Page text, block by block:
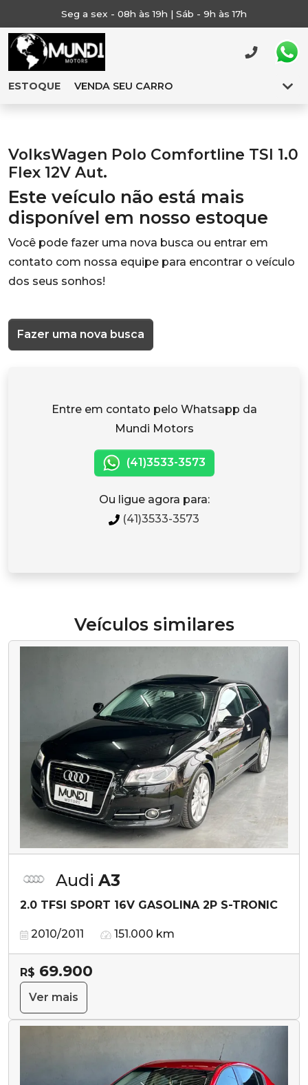
Seg a sex - 08h às 19h | Sáb - 9h às 17h
ESTOQUE VENDA SEU CARRO
VolksWagen Polo Comfortline TSI 1.0
Flex 12V Aut.
Este veículo não está mais
disponível em nosso estoque
Você pode fazer uma nova busca ou entrar em
contato com nossa equipe para encontrar o veículo
dos seus sonhos!
Fazer uma nova busca
Entre em contato pelo Whatsapp da
Mundi Motors
(41)3533-3573
Ou ligue agora para:
(41)3533-3573
Veículos similares
Audi A3
2.0 TFSI SPORT 16V GASOLINA 2P S-TRONIC
2010/2011 151.000 km
R$ 69.900
Ver mais